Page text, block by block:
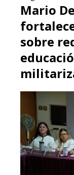
Mario
sobre